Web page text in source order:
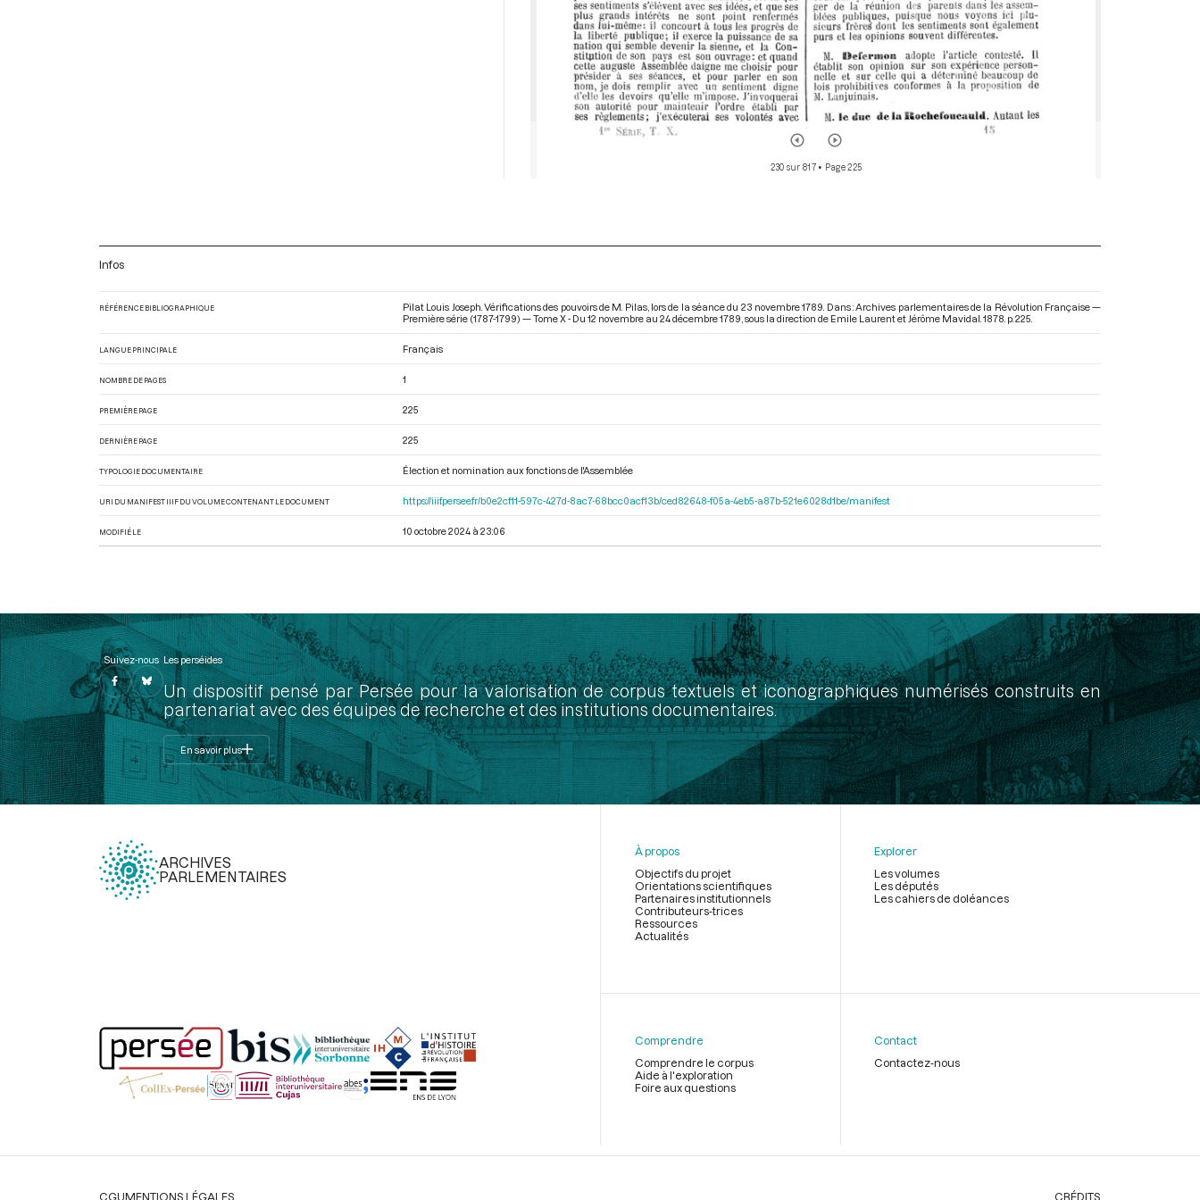
230 sur 817• Page 225
Infos
RÉFÉRENCE BIBLIOGRAPHIQUE
Pilat Louis Joseph. Vérifications des pouvoirs de M. Pilas, lors de la séance du 23 novembre 1789. Dans : Archives parlementaires de la Révolution Française —
Première série (1787-1799) — Tome X - Du 12 novembre au 24 décembre 1789 , sous la direction de Emile Laurent et Jérôme Mavidal. 1878. p. 225.
LANGUE PRINCIPALE Français
NOMBRE DE PAGES 1
PREMIÈRE PAGE 225
DERNIÈRE PAGE 225
TYPOLOGIE DOCUMENTAIRE Élection et nomination aux fonctions de l'Assemblée
URI DU MANIFEST IIIF DU VOLUME CONTENANT LE DOCUMENT https://iiif.persee.fr/b0e2cf11-597c-427d-8ac7-68bcc0acf13b/ced82648-f05a-4eb5-a87b-521e6028d1be/manifest
MODIFIÉ LE 10 octobre 2024 à 23:06
Suivez-nous Les perséides
Un dispositif pensé par Persée pour la valorisation de corpus textuels et iconographiques numérisés construits en
partenariat avec des équipes de recherche et des institutions documentaires.
En savoir plus
ARCHIVES
PARLEMENTAIRES
page
À propos
Objectifs du projet
Orientations scientifiques
Partenaires institutionnels
Contributeurs-trices
Ressources
Actualités
Explorer
Les volumes
Les députés
Les cahiers de doléances
Comprendre
Comprendre le corpus
Aide à l'exploration
Foire aux questions
Contact
Contactez-nous
Légal
CGUMENTIONS LÉGALES CRÉDITS